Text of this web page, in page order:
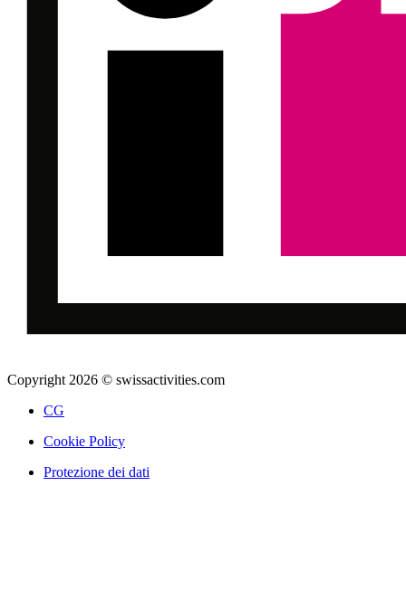
Copyright 2026 © swissactivities.com
CG
Cookie Policy
Protezione dei dati